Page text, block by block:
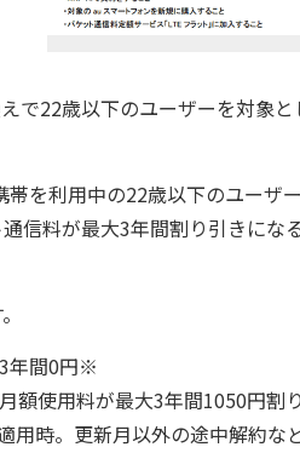
で22歳以下のユーザーを対象
を利用中の22歳以下のユーザ
信料が最大3年間割り引きに
年間0円※
額使用料が最大3年間1050円割
時。更新月以外の途中解約な